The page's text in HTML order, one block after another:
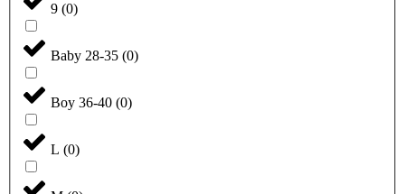
9 (0)
Baby 28-35 (0)
Boy 36-40 (0)
L (0)